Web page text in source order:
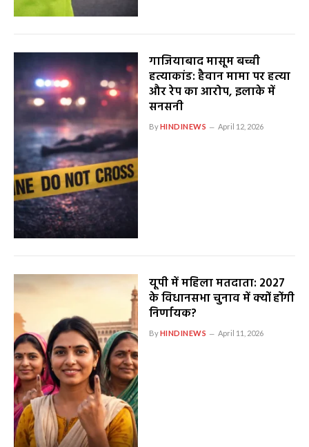
गाजियाबाद मासूम बच्ची
हत्याकांड: हैवान मामा पर हत्या
और रेप का आरोप, इलाके में
सनसनी
ByHINDINEWS April 12, 2026
यूपी में महिला मतदाता: 2027
के विधानसभा चुनाव में क्यों होंगी
निर्णायक?
ByHINDINEWS April 11, 2026